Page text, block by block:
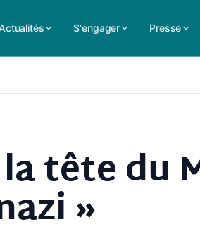
S'engager Presse
tête du
»